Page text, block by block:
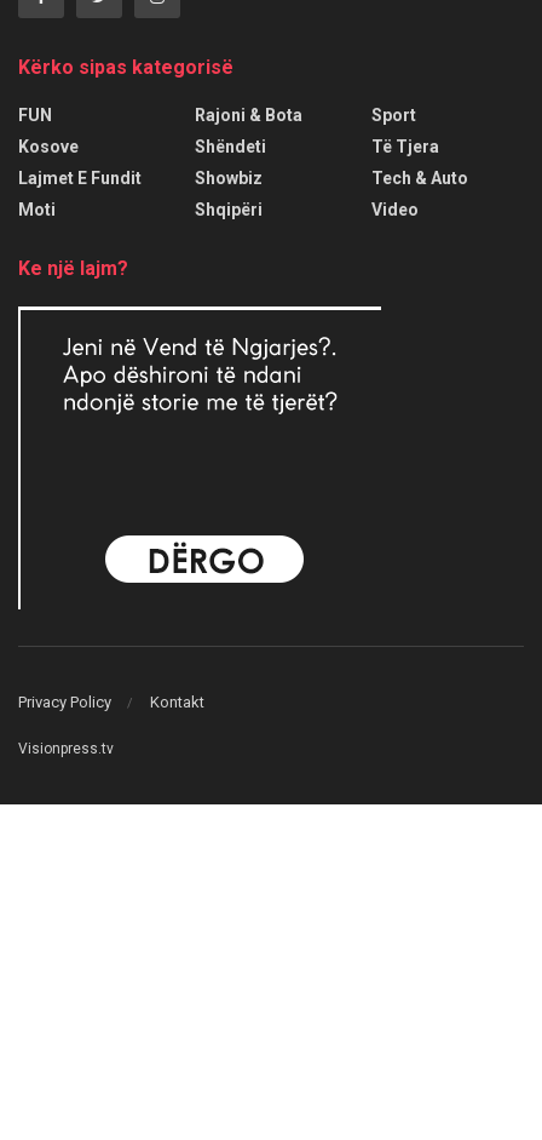
Kërko sipas kategorisë
FUN
Kosove
Lajmet E Fundit
Moti
Rajoni & Bota
Shëndeti
Showbiz
Shqipëri
Sport
Të Tjera
Tech & Auto
Video
Ke një lajm?
Privacy Policy Kontakt
Visionpress.tv